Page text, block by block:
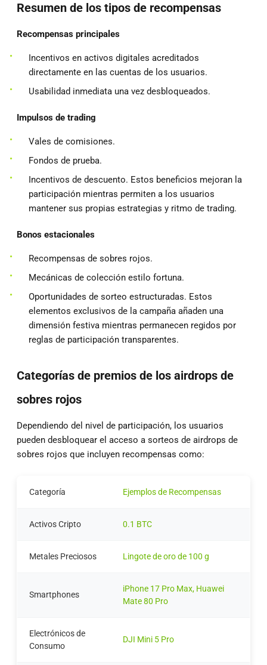
Resumen de los tipos de recompensas
Recompensas principales
Incentivos en activos digitales acreditados
directamente en las cuentas de los usuarios.
Usabilidad inmediata una vez desbloqueados.
Impulsos de trading
Vales de comisiones.
Fondos de prueba.
Incentivos de descuento. Estos beneficios mejoran la
participación mientras permiten a los usuarios
mantener sus propias estrategias y ritmo de trading.
Bonos estacionales
Recompensas de sobres rojos.
Mecánicas de colección estilo fortuna.
Oportunidades de sorteo estructuradas. Estos
elementos exclusivos de la campaña añaden una
dimensión festiva mientras permanecen regidos por
reglas de participación transparentes.
Categorías de premios de los airdrops de
sobres rojos
Dependiendo del nivel de participación, los usuarios
pueden desbloquear el acceso a sorteos de airdrops de
sobres rojos que incluyen recompensas como:
Categoría Ejemplos de Recompensas
Activos Cripto 0.1 BTC
Metales Preciosos Lingote de oro de 100 g
Smartphones
iPhone 17 Pro Max, Huawei
Mate 80 Pro
Electrónicos de
Consumo
DJI Mini 5 Pro